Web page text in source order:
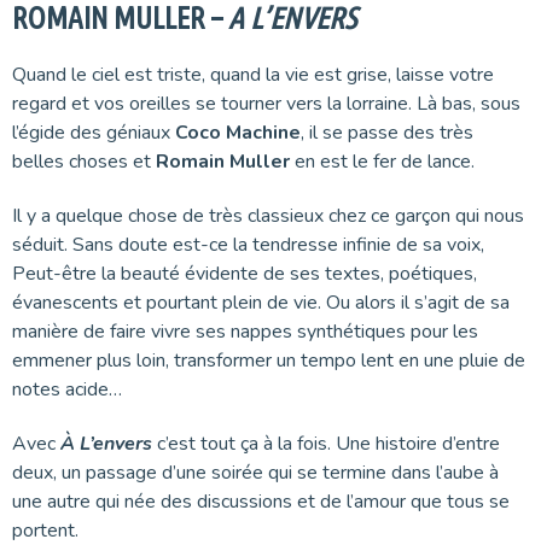
ROMAIN MULLER –A L’ENVERS
Quand le ciel est triste, quand la vie est grise, laisse votre
regard et vos oreilles se tourner vers la lorraine. Là bas, sous
l’égide des géniaux Coco Machine, il se passe des très
belles choses et Romain Mulleren est le fer de lance.
Il y a quelque chose de très classieux chez ce garçon qui nous
séduit. Sans doute est-ce la tendresse infinie de sa voix,
Peut-être la beauté évidente de ses textes, poétiques,
évanescents et pourtant plein de vie. Ou alors il s’agit de sa
manière de faire vivre ses nappes synthétiques pour les
emmener plus loin, transformer un tempo lent en une pluie de
notes acide…
AvecÀ L’enversc’est tout ça à la fois. Une histoire d’entre
deux, un passage d’une soirée qui se termine dans l’aube à
une autre qui née des discussions et de l’amour que tous se
portent.